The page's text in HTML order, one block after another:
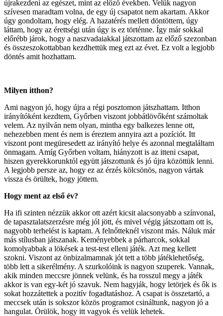
újrakezdeni az egészet, mint az előző években. Velük nagyon
szívesen maradtam volna, de egy új csapatot nem akartam. Akkor
úgy gondoltam, hogy elég. A hazatérés mellett döntöttem, úgy
láttam, hogy az érettségi után úgy is ez történne. Így már sokkal
előrébb járok, hogy a naszvadaiakkal játszottam az előző szezonban
és összeszokottabban kezdhettük meg ezt az évet. Ez volt a legjobb
döntés amit hozhattam.
Milyen itthon?
Ami nagyon jó, hogy újra a régi posztomon játszhattam. Itthon
irányítóként kezdtem, Győrben viszont jobbátlövőként számoltak
velem. Az nyilván nem olyan, mintha egy balkezes lenne ott,
nehezebben ment és nem is éreztem annyira azt a pozíciót. Itt
viszont pont megüresedett az irányító helye és azonnal megtaláltam
önmagam. Amíg Győrben voltam, hiányzott is az itteni csapat,
hiszen gyerekkorunktól együtt játszottunk és jó újra közöttük lenni.
A legjobb persze az, hogy ez az érzés kölcsönös, nagyon vártak
vissza és örültek, hogy jöttem.
Hogy ment az első év?
Ha ifi szinten nézzük akkor ott azért kicsit alacsonyabb a színvonal,
de tapasztalatszerzésre még jól jött, és mivel végig játszottam ott is,
nagyobb terhelést is kaptam. A felnőtteknél viszont más. Náluk már
más stílusban játszanak. Keményebbek a párharcok, sokkal
komolyabbak a lökések a test-test elleni játék. Azt meg kellett
szokni. Viszont az önbizalmamnak jót tett a több játéklehetőség,
több lett a sikerélmény. A szurkolóink is nagyon szuperek. Vannak,
akik minden meccsre jönnek velünk, és ha rosszul megy a játék
akkor is van egy-két jó szavuk. Nem hagyják, hogy letörjek és ők is
sokat hozzátettek a pozitív fogadtatáshoz. A csapat is összetartó, a
meccsek után is sokszor közös programot csináltunk, nagyon jó a
hangulat. Örülök, hogy itt vagyok és velük lehetek.